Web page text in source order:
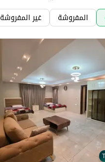
المفروشة غير المفروشة